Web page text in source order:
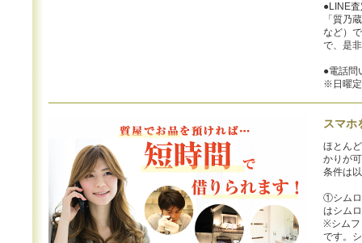
●LINE
「質乃
など）
で、是
●電話
※日曜
スマホ
ほとん
かりが
条件は
①シムロ
はシム
※シムフ
です。